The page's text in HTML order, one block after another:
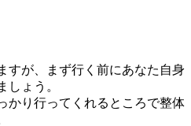
すが、まず行く前にあなた自身
しょう。
かり行ってくれるところで整体